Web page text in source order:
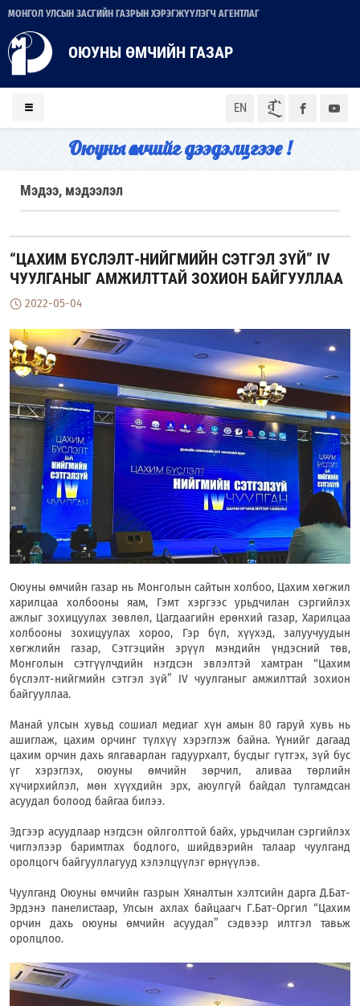
МОНГОЛ УЛСЫН ЗАСГИЙН ГАЗРЫН ХЭРЭГЖҮҮЛЭГЧ АГЕНТЛАГ
ОЮУНЫ ӨМЧИЙН ГАЗАР
EN ᠮᠣᠨ
Оюуны өмчийг дээдэлцгээе !
Мэдээ, мэдээлэл
“ЦАХИМ БҮСЛЭЛТ-НИЙГМИЙН СЭТГЭЛ ЗҮЙ” IV
ЧУУЛГАНЫГ АМЖИЛТТАЙ ЗОХИОН БАЙГУУЛЛАА
2022-05-04
Оюуны өмчийн газар нь Монголын сайтын холбоо, Цахим хөгжил
харилцаа холбооны яам, Гэмт хэргээс урьдчилан сэргийлэх
ажлыг зохицуулах зөвлөл, Цагдаагийн ерөнхий газар, Харилцаа
холбооны зохицуулах хороо, Гэр бүл, хүүхэд, залуучуудын
хөгжлийн газар, Сэтгэцийн эрүүл мэндийн үндэсний төв,
Монголын сэтгүүлчдийн нэгдсэн эвлэлтэй хамтран “Цахим
бүслэлт-нийгмийн сэтгэл зүй” IV чуулганыг амжилттай зохион
байгууллаа.
Манай улсын хувьд сошиал медиаг хүн амын 80 гаруй хувь нь
ашиглаж, цахим орчинг түлхүү хэрэглэж байна. Үүнийг дагаад
цахим орчин дахь ялгаварлан гадуурхалт, бусдыг гүтгэх, зүй бус
үг хэрэглэх, оюуны өмчийн зөрчил, аливаа төрлийн
хүчирхийлэл, мөн хүүхдийн эрх, аюулгүй байдал тулгамдсан
асуудал болоод байгаа билээ.
Эдгээр асуудлаар нэгдсэн ойлголттой байх, урьдчилан сэргийлэх
чиглэлээр баримтлах бодлого, шийдвэрийн талаар чуулганд
оролцогч байгууллагууд хэлэлцүүлэг өрнүүлэв.
Чуулганд Оюуны өмчийн газрын Хяналтын хэлтсийн дарга Д.Бат-
Эрдэнэ панелистаар, Улсын ахлах байцаагч Г.Бат-Оргил “Цахим
орчин дахь оюуны өмчийн асуудал” сэдвээр илтгэл тавьж
оролцлоо.